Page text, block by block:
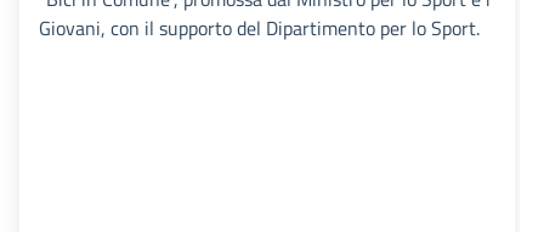
Giovani, con il supporto del Dipartimento per lo Sport.